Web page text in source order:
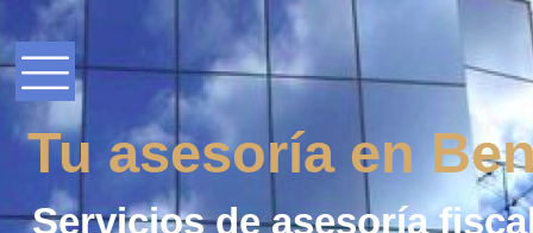
Tu asesoría en
Servicios de asesoría